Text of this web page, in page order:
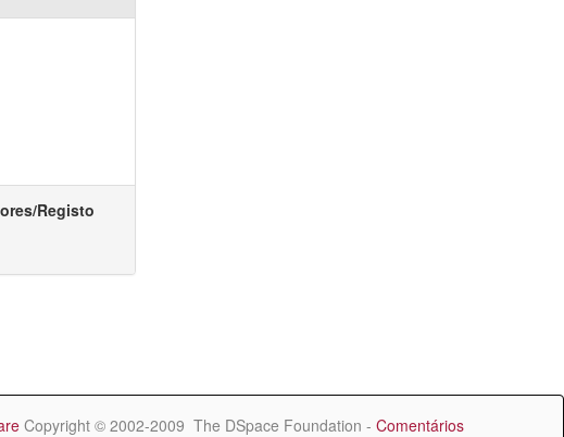
Registo
Copyright © 2002-2009 The DSpace Foundation - Comentários